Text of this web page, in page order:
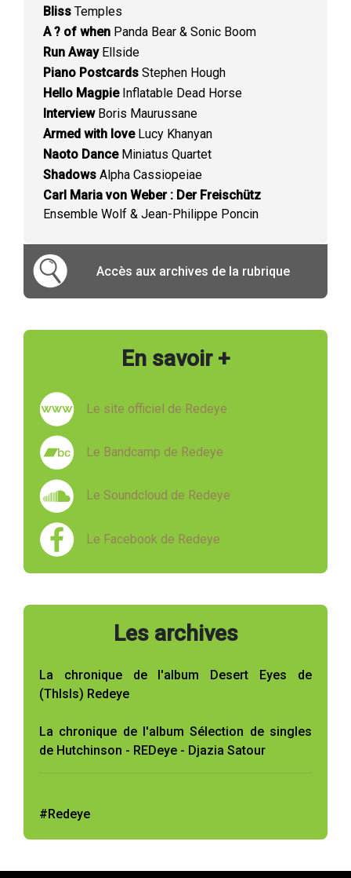
Bliss Temples
A ? of when Panda Bear & Sonic Boom
Run AwayEllside
Piano Postcards Stephen Hough
Hello MagpieInflatable Dead Horse
InterviewBoris Maurussane
Armed with loveLucy Khanyan
Naoto DanceMiniatus Quartet
Shadows Alpha Cassiopeiae
Carl Maria von Weber : Der Freischütz
Ensemble Wolf & Jean-Philippe Poncin
Accès aux archives de la rubrique
En savoir +
Le site officiel de Redeye
Le Bandcamp de Redeye
Le Soundcloud de Redeye
Le Facebook de Redeye
Les archives
La chronique de l'album Desert Eyes de
(ThIsIs) Redeye
La chronique de l'album Sélection de singles
de Hutchinson - REDeye - Djazia Satour
#Redeye